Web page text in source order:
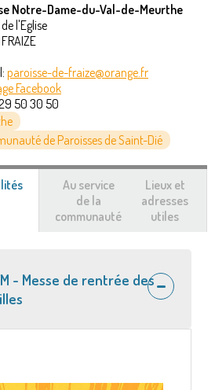
Notre-Dame-du-Val-de-Meurthe
l'Eglise
FRAIZE
paroisse-de-fraize@orange.fr
Facebook
50 30 50
de Paroisses de Saint-Dié
Au service
de la
communauté
Lieux et
adresses
utiles
- Messe de rentrée des